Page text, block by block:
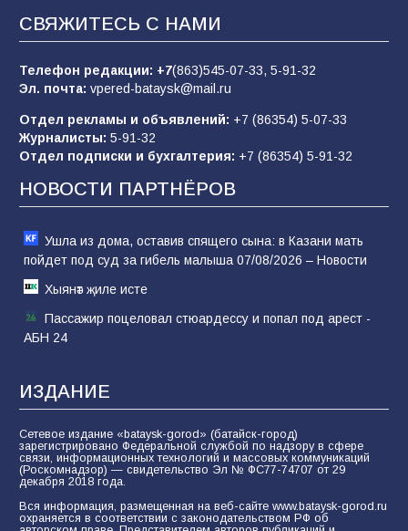
«Слухами Москву не возьмёшь»: почему
отчаяние, а не разведка
81 02.08.2026
Морской квест в детском саду: как
воспитанники спасали Нептуна
74 01.08.2026
СВЯЖИТЕСЬ С НАМИ
Телефон редакции: +7(863)545-07-33, 5-91-32
Эл. почта: vpered-bataysk@mail.ru
Отдел рекламы и объявлений: +7 (86354) 5-07-33
Журналисты: 5-91-32
Отдел подписки и бухгалтерия: +7 (86354) 5-91-32
НОВОСТИ ПАРТНЁРОВ
Ушла из дома, оставив спящего сына: в Казани мать
пойдет под суд за гибель малыша 07/08/2026 – Новости
Хыянәт җиле исте
Пассажир поцеловал стюардессу и попал под арест -
АБН 24
ИЗДАНИЕ
Сетевое издание «bataysk-gorod» (батайск-город)
зарегистрировано Федеральной службой по надзору в сфере
связи, информационных технологий и массовых коммуникаций
(Роскомнадзор) — свидетельство Эл № ФС77-74707 от 29
декабря 2018 года.
Вся информация, размещенная на веб-сайте www.bataysk-gorod.ru
охраняется в соответствии с законодательством РФ об